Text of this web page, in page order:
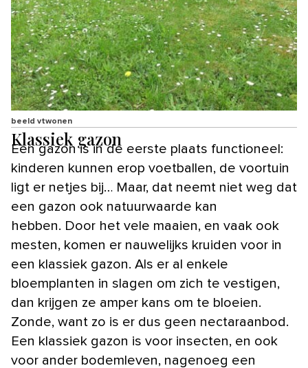
beeld vtwonen
Klassiek gazon
Een gazon is in de eerste plaats functioneel:
kinderen kunnen erop voetballen, de voortuin
ligt er netjes bij… Maar, dat neemt niet weg dat
een gazon ook natuurwaarde kan
hebben. Door het vele maaien, en vaak ook
mesten, komen er nauwelijks kruiden voor in
een klassiek gazon. Als er al enkele
bloemplanten in slagen om zich te vestigen,
dan krijgen ze amper kans om te bloeien.
Zonde, want zo is er dus geen nectaraanbod.
Een klassiek gazon is voor insecten, en ook
voor ander bodemleven, nagenoeg een